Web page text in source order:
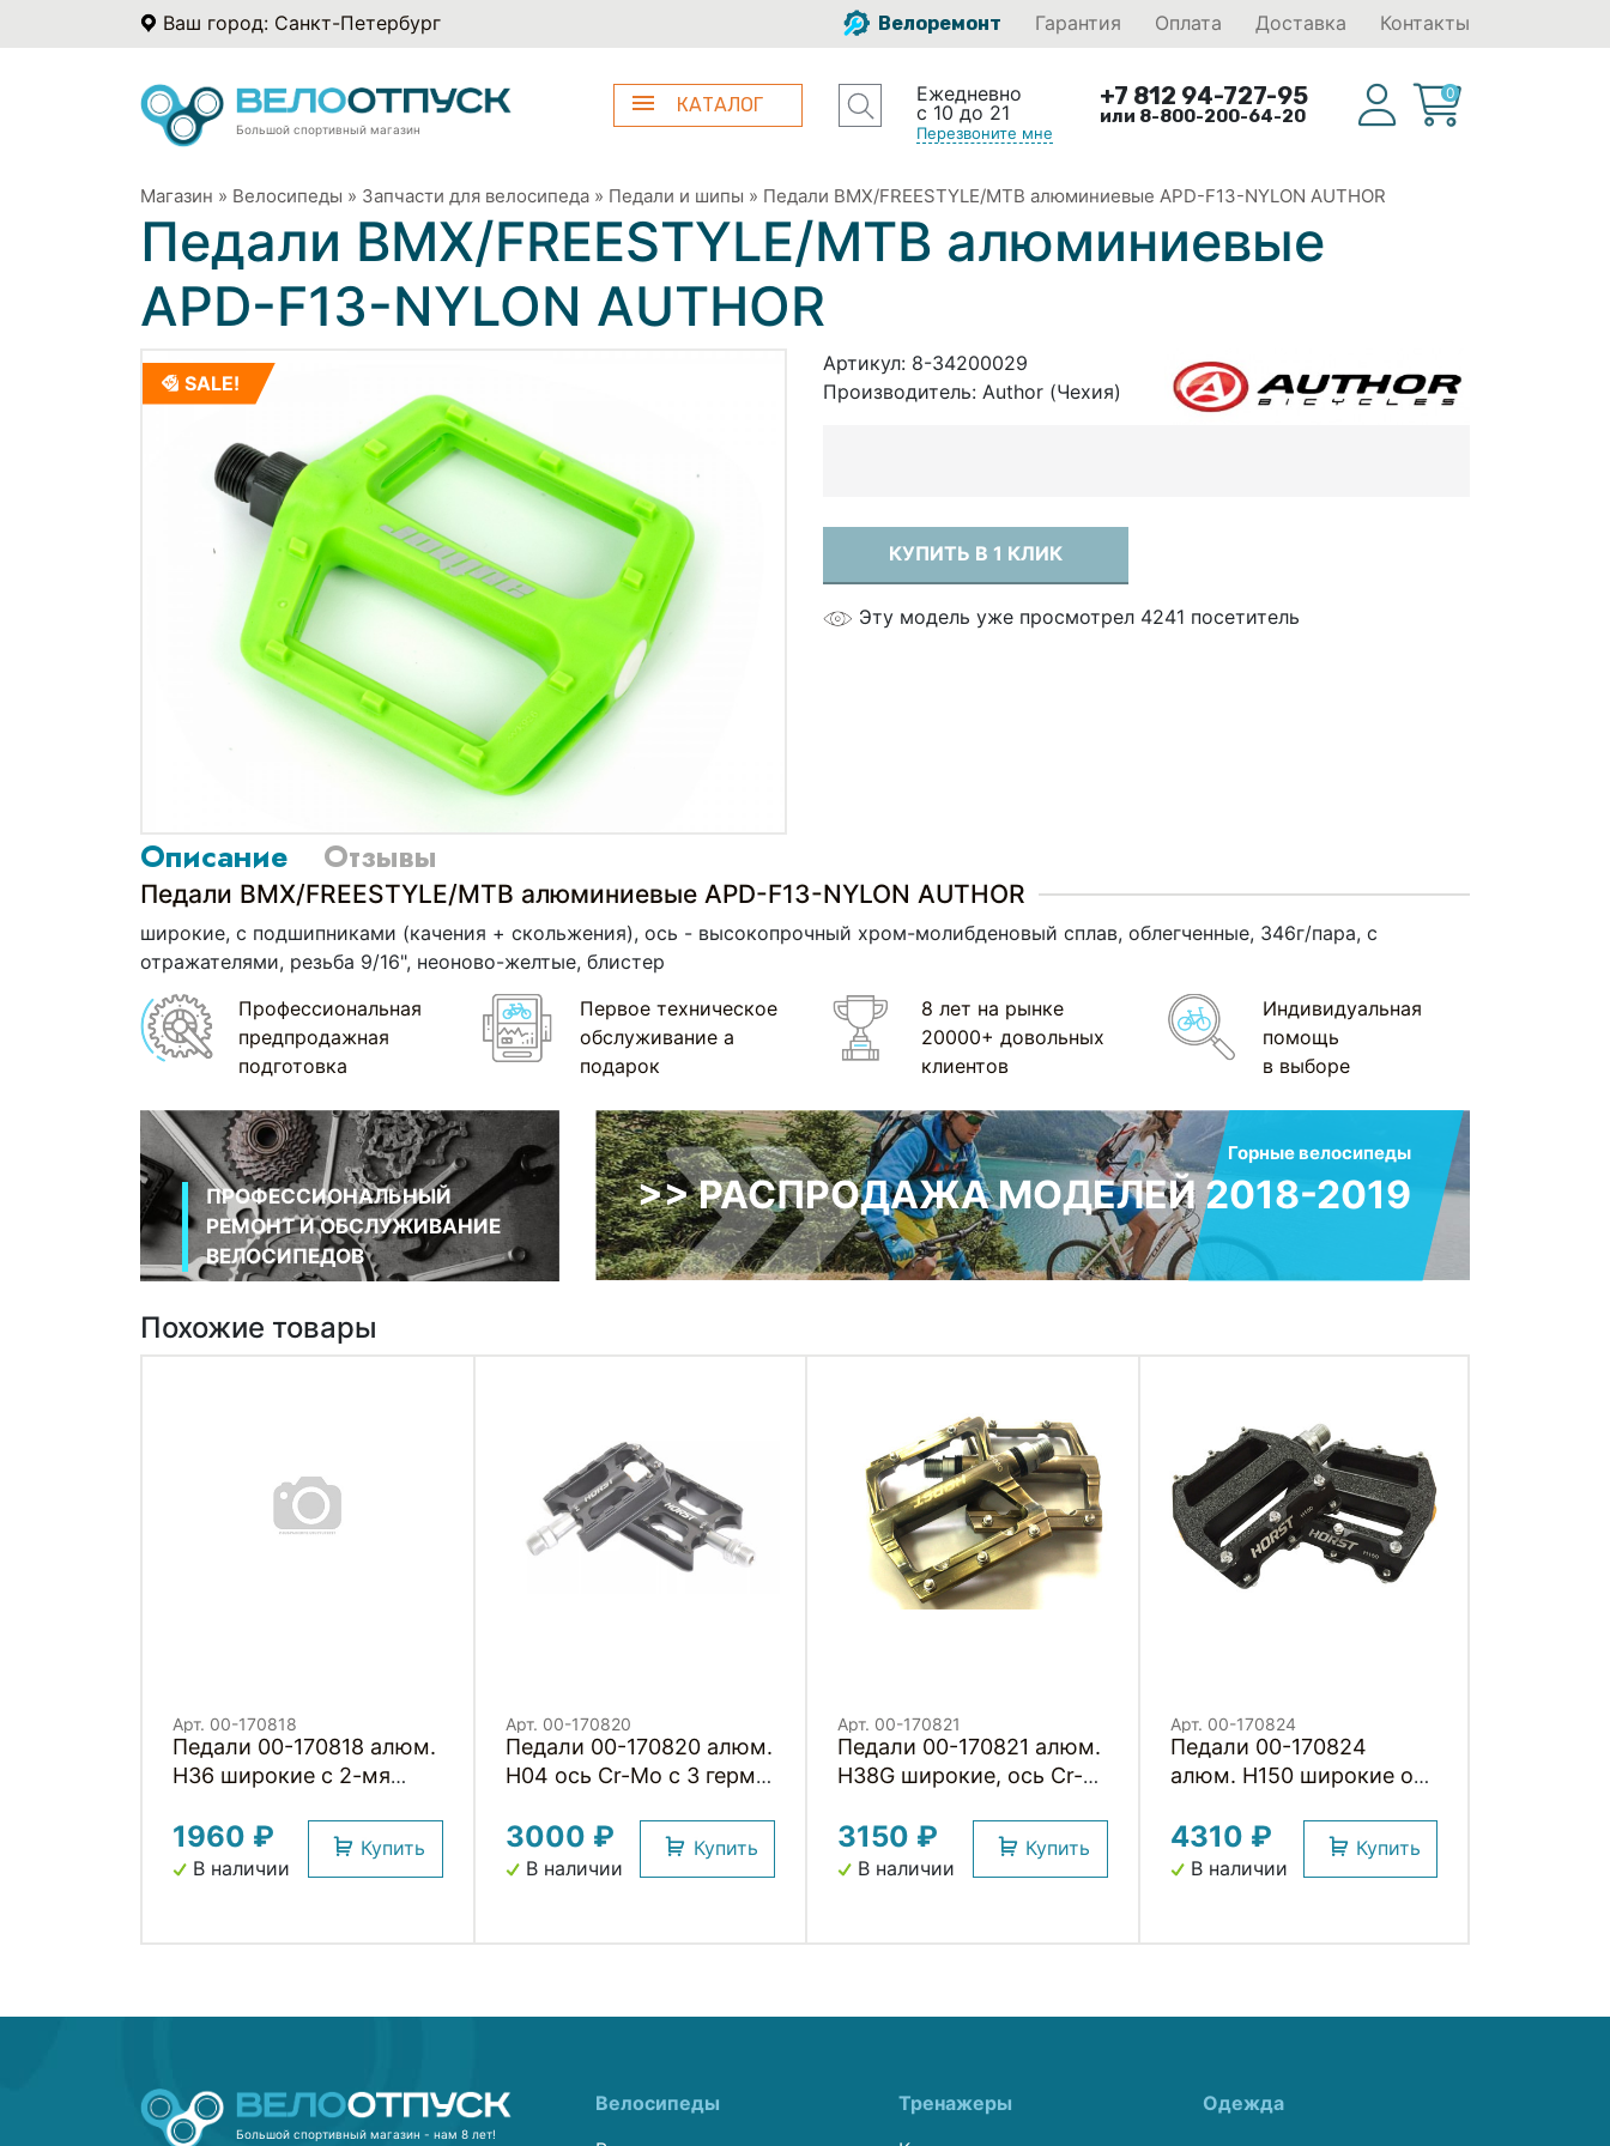
Ваш город: Санкт-Петербург Велоремонт Гарантия Оплата Доставка Контакты
Большой спортивный магазин
КАТАЛОГ
Ежедневно
с 10 до 21
Перезвоните мне
+7 812 94-727-95
или 8-800-200-64-20
0
Магазин » Велосипеды » Запчасти для велосипеда » Педали и шипы » Педали BMX/FREESTYLE/MTB алюминиевые APD-F13-NYLON AUTHOR
Педали BMX/FREESTYLE/MTB алюминиевые
APD-F13-NYLON AUTHOR
SALE!
Артикул: 8-34200029
Производитель: Author (Чехия)
КУПИТЬ В 1 КЛИК
Эту модель уже просмотрел 4241 посетитель
Описание Отзывы
Педали BMX/FREESTYLE/MTB алюминиевые APD-F13-NYLON AUTHOR
широкие, с подшипниками (качения + скольжения), ось - высокопрочный хром-молибденовый сплав, облегченные, 346г/пара, с
отражателями, резьба 9/16", неоново-желтые, блистер
Профессиональная
предпродажная
подготовка
Первое техническое
обслуживание а
подарок
8 лет на рынке
20000+ довольных
клиентов
Индивидуальная
помощь
в выборе
ПРОФЕССИОНАЛЬНЫЙ
РЕМОНТ И ОБСЛУЖИВАНИЕ
ВЕЛОСИПЕДОВ
Горные велосипеды
>> РАСПРОДАЖА МОДЕЛЕЙ 2018-2019
Похожие товары
Арт. 00-170818
Педали 00-170818 алюм.
H36 широкие с 2-мя
1/2', 420 г черные HORST
1960 ₽
В наличии
Купить
Арт. 00-170820
Педали 00-170820 алюм.
H04 ось Cr-Mo с 3 герм.
шипами облегч.
86*67*23мм, 260 г
3000 ₽
В наличии
Купить
Арт. 00-170821
Педали 00-170821 алюм.
H38G широкие, ось Cr-
промподш.+1DU,
90*105*7мм, 380 г
3150 ₽
В наличии
Купить
Арт. 00-170824
Педали 00-170824
алюм. H150 широкие ось
промподш. со шкуркой,
90*105*18мм, 375г
4310 ₽
В наличии
Купить
Большой спортивный магазин - нам 8 лет!
Велосипеды
Тренажеры
Одежда